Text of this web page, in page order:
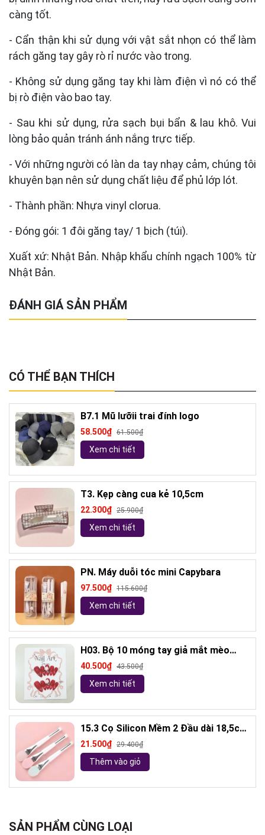
càng tốt.
- Cẩn thận khi sử dụng với vật sắt nhọn có thể làm
rách găng tay gây rò rỉ nước vào trong.
- Không sử dụng găng tay khi làm điện vì nó có thể
bị rò điện vào bao tay.
- Sau khi sử dụng, rửa sạch bụi bẩn & lau khô. Vui
lòng bảo quản tránh ánh nắng trực tiếp.
- Với những người có làn da tay nhạy cảm, chúng tôi
khuyên bạn nên sử dụng chất liệu để phủ lớp lót.
- Thành phần: Nhựa vinyl clorua.
- Đóng gói: 1 đôi găng tay/ 1 bịch (túi).
Xuất xứ: Nhật Bản. Nhập khẩu chính ngạch 100% từ
Nhật Bản.
ĐÁNH GIÁ SẢN PHẨM
CÓ THỂ BẠN THÍCH
B7.1 Mũ lưỡii trai đính logo
58.500₫ 61.500₫
Xem chi tiết
T3. Kẹp càng cua kẻ 10,5cm
22.300₫ 25.900₫
Xem chi tiết
PN. Máy duỗi tóc mini Capybara
97.500₫ 115.600₫
Xem chi tiết
H03. Bộ 10 móng tay giả mắt mèo
kèm keo và giũa móng (ngẫu nhiên)
40.500₫ 43.500₫
Xem chi tiết
15.3 Cọ Silicon Mềm 2 Đầu dài 18,5cm
( ngẫu nhiên)
21.500₫ 29.400₫
Thêm vào giỏ
SẢN PHẨM CÙNG LOẠI